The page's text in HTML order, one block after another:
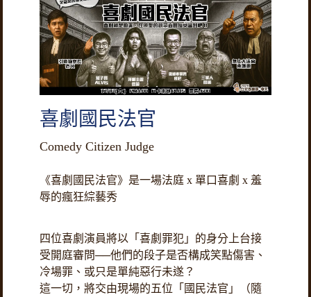
喜劇國民法官
Comedy Citizen Judge
《喜劇國民法官》是一場法庭 x 單口喜劇 x 羞
辱的瘋狂綜藝秀
四位喜劇演員將以「喜劇罪犯」的身分上台接
受開庭審問──他們的段子是否構成笑點傷害、
冷場罪、或只是單純惡行未遂？
這一切，將交由現場的五位「國民法官」（隨